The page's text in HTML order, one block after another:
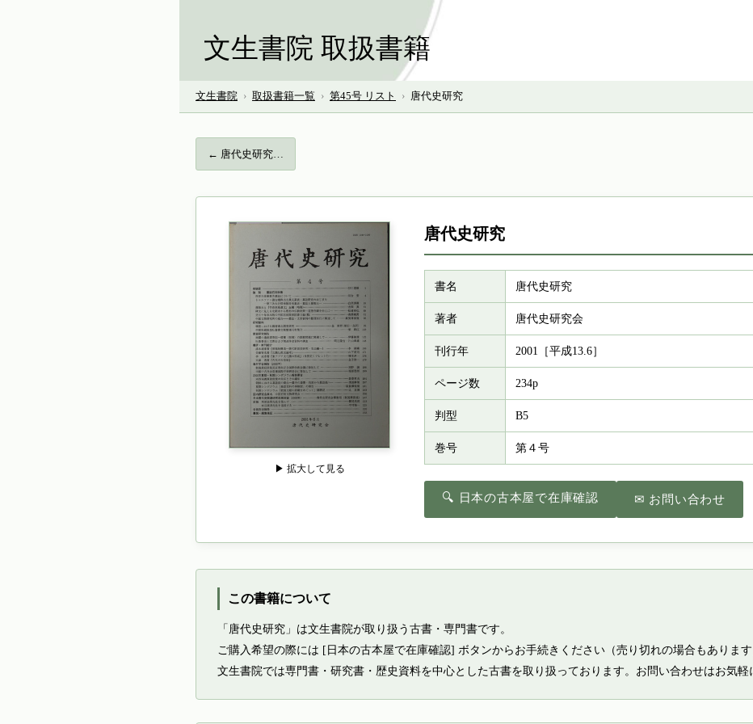
文生書院 取扱書籍
文生書院 › 取扱書籍一覧 › 第45号 リスト › 唐代史研究
← 唐代史研究…
▶ 拡大して見る
唐代史研究
書名 唐代史研究
著者 唐代史研究会
刊行年 2001［平成13.6］
ページ数 234p
判型 B5
巻号 第４号
🔍 日本の古本屋で在庫確認 ✉ お問い合わせ
この書籍について
「唐代史研究」は文生書院が取り扱う古書・専門書です。
ご購入希望の際には [日本の古本屋で在庫確認] ボタンからお手続きください（売り切れの場合もあります
文生書院では専門書・研究書・歴史資料を中心とした古書を取り扱っております。お問い合わせはお気軽